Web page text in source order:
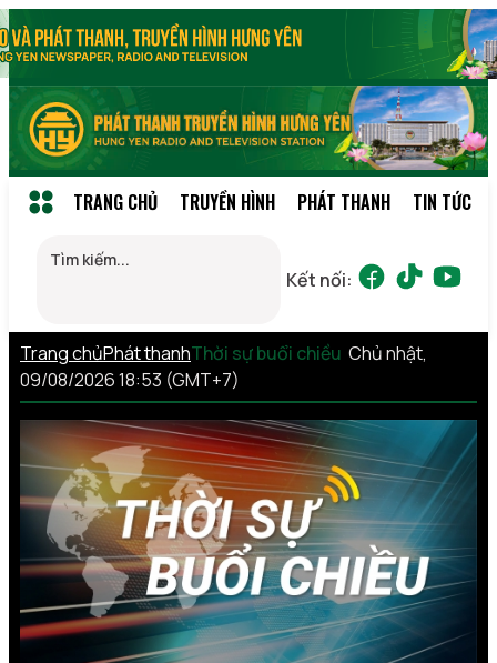
TRANG CHỦ TRUYỀN HÌNH PHÁT THANH TIN TỨC
Kết nối:
Trang chủPhát thanhThời sự buổi chiều Chủ nhật,
09/08/2026 18:53 (GMT+7)